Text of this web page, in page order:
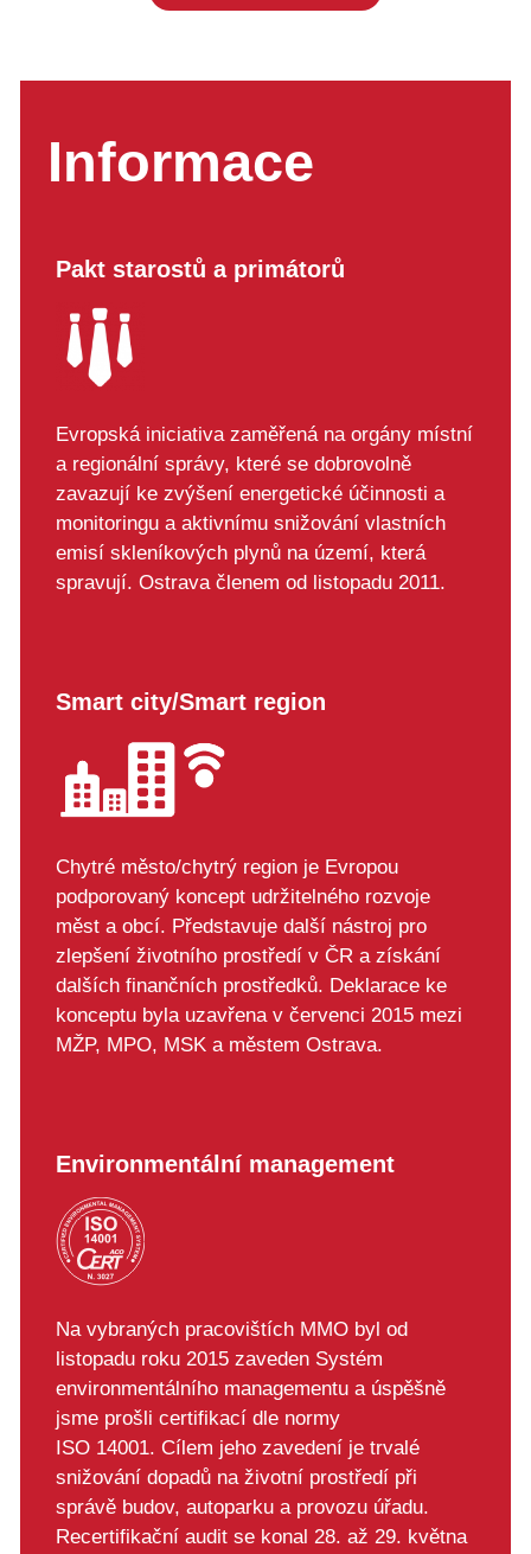
Informace
Pakt starostů a primátorů
Evropská iniciativa zaměřená na orgány místní
a regionální správy, které se dobrovolně
zavazují ke zvýšení energetické účinnosti a
monitoringu a aktivnímu snižování vlastních
emisí skleníkových plynů na území, která
spravují. Ostrava členem od listopadu 2011.
Smart city/Smart region
Chytré město/chytrý region je Evropou
podporovaný koncept udržitelného rozvoje
měst a obcí. Představuje další nástroj pro
zlepšení životního prostředí v ČR a získání
dalších finančních prostředků. Deklarace ke
konceptu byla uzavřena v červenci 2015 mezi
MŽP, MPO, MSK a městem Ostrava.
Environmentální management
Na vybraných pracovištích MMO byl od
listopadu roku 2015 zaveden Systém
environmentálního managementu a úspěšně
jsme prošli certifikací dle normy
ISO 14001. Cílem jeho zavedení je trvalé
snižování dopadů na životní prostředí při
správě budov, autoparku a provozu úřadu.
Recertifikační audit se konal 28. až 29. května